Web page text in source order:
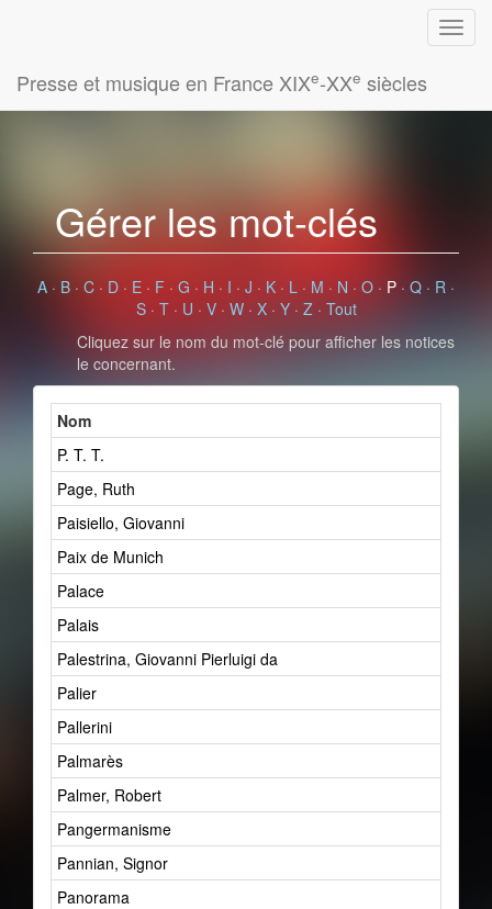
Presse et musique en France XIXe-XXe siècles
Gérer les mot-clés
A · B · C · D · E · F · G · H · I · J · K · L · M · N · O · P · Q · R ·
S· T· U · V· W· X· Y· Z· Tout
Cliquez sur le nom du mot-clé pour afficher les notices
le concernant.
Nom
P. T. T.
Page, Ruth
Paisiello, Giovanni
Paix de Munich
Palace
Palais
Palestrina, Giovanni Pierluigi da
Palier
Pallerini
Palmarès
Palmer, Robert
Pangermanisme
Pannian, Signor
Panorama